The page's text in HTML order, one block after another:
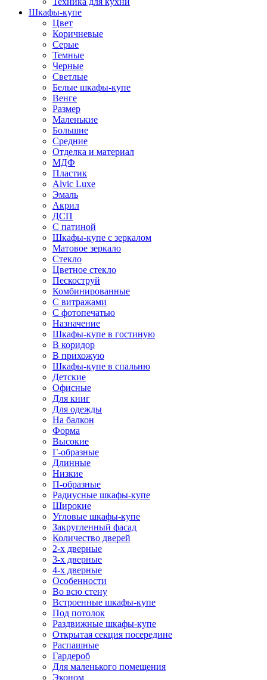
Шкафы-купе
Цвет
Коричневые
Серые
Темные
Черные
Светлые
Белые шкафы-купе
Венге
Размер
Маленькие
Большие
Средние
Отделка и материал
МДФ
Пластик
Alvic Luxe
Эмаль
Акрил
ДСП
С патиной
Шкафы-купе с зеркалом
Матовое зеркало
Стекло
Цветное стекло
Пескоструй
Комбинированные
С витражами
С фотопечатью
Назначение
Шкафы-купе в гостиную
В коридор
В прихожую
Шкафы-купе в спальню
Детские
Офисные
Для книг
Для одежды
На балкон
Форма
Высокие
Г-образные
Длинные
Низкие
П-образные
Радиусные шкафы-купе
Широкие
Угловые шкафы-купе
Закругленный фасад
Количество дверей
2-х дверные
3-х дверные
4-х дверные
Особенности
Во всю стену
Встроенные шкафы-купе
Под потолок
Раздвижные шкафы-купе
Открытая секция посередине
Распашные
Гардероб
Для маленького помещения
Эконом